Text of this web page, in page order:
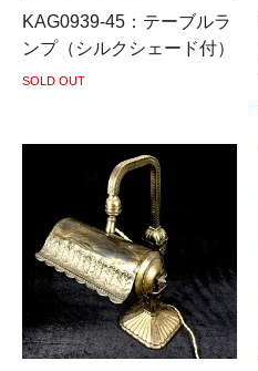
KAG0939-45：テーブルラ
ンプ（シルクシェード付）
SOLD OUT